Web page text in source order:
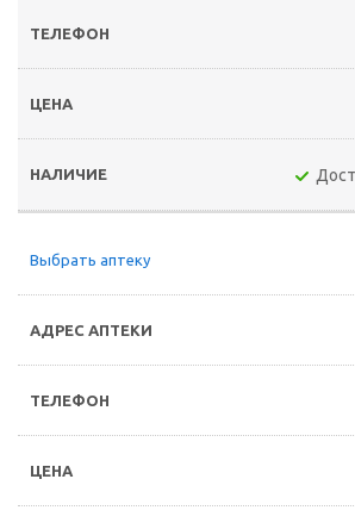
Выбрать аптеку